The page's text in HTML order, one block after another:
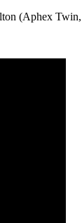
(Aphex Twin,